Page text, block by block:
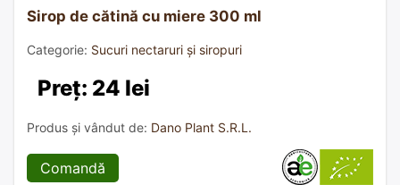
Sirop de cătină cu miere 300 ml
Categorie: Sucuri nectaruri și siropuri
Preț: 24 lei
Produs și vândut de: Dano Plant S.R.L.
Comandă